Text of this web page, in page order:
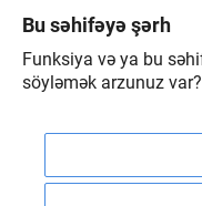
Bu səhifəyə şərh
Funksiya və ya bu
söyləmək arzunuz